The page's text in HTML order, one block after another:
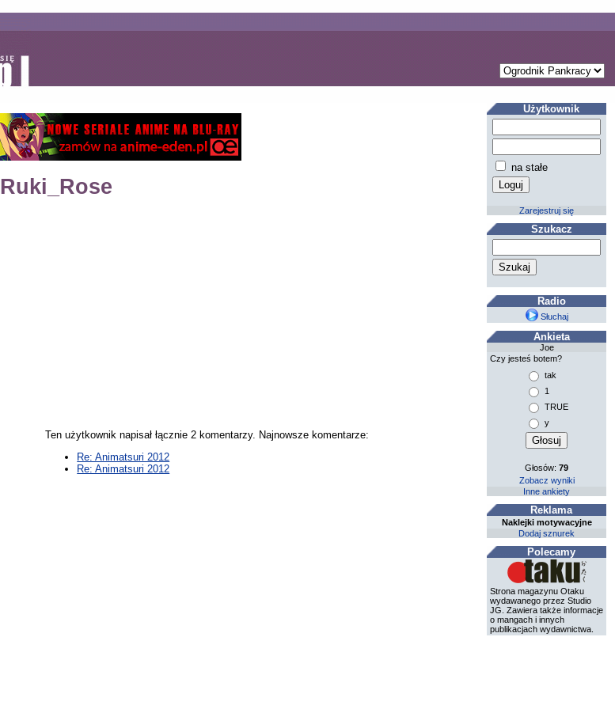
Ruki_Rose
Ten użytkownik napisał łącznie 2 komentarzy. Najnowsze komentarze:
Re: Animatsuri 2012
Re: Animatsuri 2012
Użytkownik
na stałe
Zarejestruj się
Szukacz
Radio
Słuchaj
Ankieta
Joe
Czy jesteś botem?
tak
1
TRUE
y
Głosów:79
Zobacz wyniki
Inne ankiety
Reklama
Naklejki motywacyjne
Dodaj sznurek
Polecamy
Strona magazynu Otaku
wydawanego przez Studio
JG. Zawiera także informacje
o mangach i innych
publikacjach wydawnictwa.